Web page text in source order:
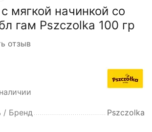
мягкой начинкой со
гам Pszczolka 100 гр
отзыв
/ Бренд Pszczolka